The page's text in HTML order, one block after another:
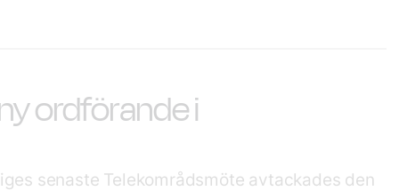
ordförande i
senaste Telekområdsmöte avtackades den